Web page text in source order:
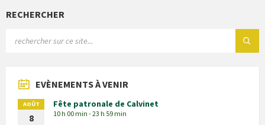
RECHERCHER
EVÈNEMENTS À VENIR
AOÛT
8
Fête patronale de Calvinet
10 h 00 min - 23 h 59 min